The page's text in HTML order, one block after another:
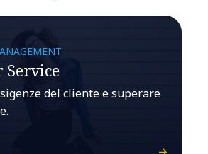
Service
del cliente e superare